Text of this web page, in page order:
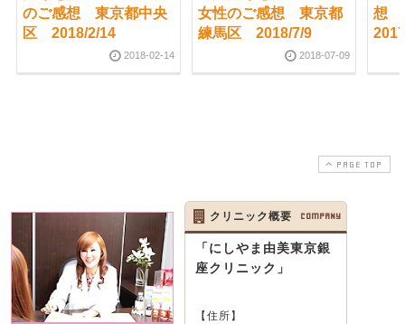
のご感想 東京都中央
区 2018/2/14
2018-02-14
女性のご感想 東京都
練馬区 2018/7/9
2018-07-09
想
PAGE TOP
クリニック概要 COMPANY
「にしやま由美東京銀
座クリニック」
【住所】